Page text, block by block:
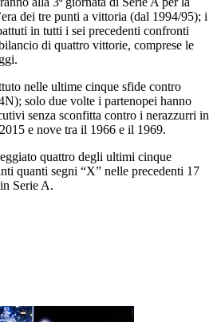
dei tre punti a vittoria (dal 1994/95); i
in tutti i sei precedenti confronti
di quattro vittorie, comprese le
nelle ultime cinque sfide contro
solo due volte i partenopei hanno
senza sconfitta contro i nerazzurri in
e nove tra il 1966 e il 1969.
quattro degli ultimi cinque
quanti segni “X” nelle precedenti 17
Serie A.